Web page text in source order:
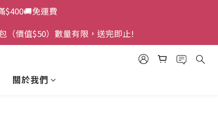
$400🚚免運費
（價值$50）數量有限，送完即止!
關於我們